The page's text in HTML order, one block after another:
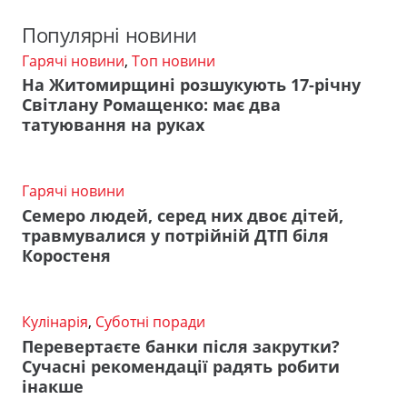
Популярні новини
Гарячі новини, Топ новини
На Житомирщині розшукують 17-річну
Світлану Ромащенко: має два
татуювання на руках
Гарячі новини
Семеро людей, серед них двоє дітей,
травмувалися у потрійній ДТП біля
Коростеня
Кулінарія, Суботні поради
Перевертаєте банки після закрутки?
Сучасні рекомендації радять робити
інакше